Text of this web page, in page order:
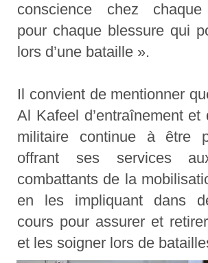
conscience chez chaque
pour chaque blessure qui
lors d’une bataille ».
Il convient de mentionner
Al Kafeel d’entraînement et
militaire continue à être
offrant ses services
combattants de la
en les impliquant dans
cours pour assurer et
et les soigner lors de